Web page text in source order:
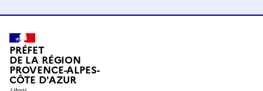
PRÉFET
DE LA RÉGION
PROVENCE-ALPES-
CÔTE D'AZUR